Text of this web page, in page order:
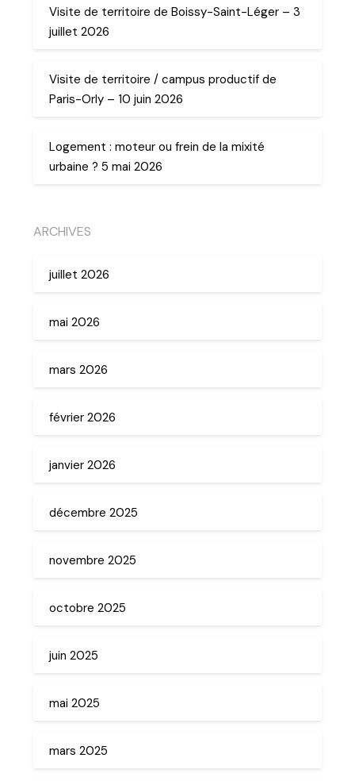
Visite de territoire de Boissy-Saint-Léger – 3
juillet 2026
Visite de territoire / campus productif de
Paris-Orly – 10 juin 2026
Logement : moteur ou frein de la mixité
urbaine ? 5 mai 2026
ARCHIVES
juillet 2026
mai 2026
mars 2026
février 2026
janvier 2026
décembre 2025
novembre 2025
octobre 2025
juin 2025
mai 2025
mars 2025